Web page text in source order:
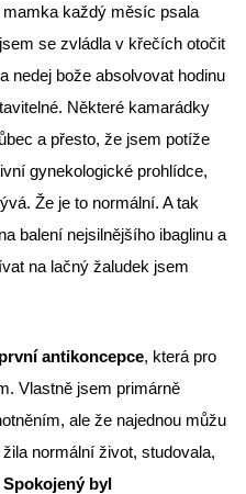
každý měsíc psala
se zvládla v křečích otočit
nedej bože absolvovat hodinu
Některé kamarádky
a přesto, že jsem potíže
gynekologické prohlídce,
Že je to normální. A tak
balení nejsilnějšího ibaglinu a
na lačný žaludek jsem
první antikoncepce, která pro
Vlastně jsem primárně
ale že najednou můžu
normální život, studovala,
Spokojený byl